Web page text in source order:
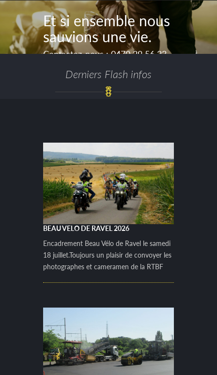
Et si ensemble nous
sauvions une vie.
Contactez-nous : 0470 29 56 23
lundi au vendredi de 08h30 à
16h30.)
bureau@fedemot.be
Derniers Flash infos
BEAU VELO DE RAVEL 2026
Encadrement Beau Vélo de Ravel le samedi
18 juillet.Toujours un plaisir de convoyer les
photographes et cameramen de la RTBF